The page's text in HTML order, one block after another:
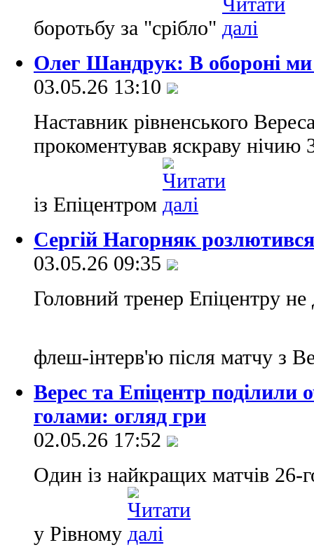
боротьбу за "срібло"
Олег Шандрук: В обороні ми
03.05.26 13:10
Наставник рівненського
прокоментував яскраву
із Епіцентром
Сергій Нагорняк
03.05.26 09:35
Головний тренер Епіцентру
флеш-інтерв'ю після матчу з
Верес та Епіцентр поділили
голами: огляд гри
02.05.26 17:52
Один із найкращих матчів 26-
у Рівному